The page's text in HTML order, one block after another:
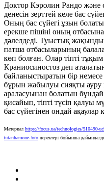
Доктор Кэролин Рандо
денесін зерттей келе бас
Оның бас сүйегі ұзын
ерекше пішіні оның
дәлелдеді. Туыстық
патша отбасыларының
көп болған. Олар тіпті тұқым
Краниосиностоз деп
байланыстыратын бір
бұрын жабылуы сияқты ауру
араласуынан болатын бұндай
қисайып, тіпті түсіп қалуы
бас сүйегінен ондай ақаулар
Материал https://focus.ua/technologies/510490-
tutanhamone-foto деректері бойынша